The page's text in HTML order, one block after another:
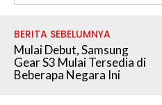
BERITA SEBELUMNYA
Mulai Debut, Samsung
Gear S3 Mulai Tersedia di
Beberapa Negara Ini